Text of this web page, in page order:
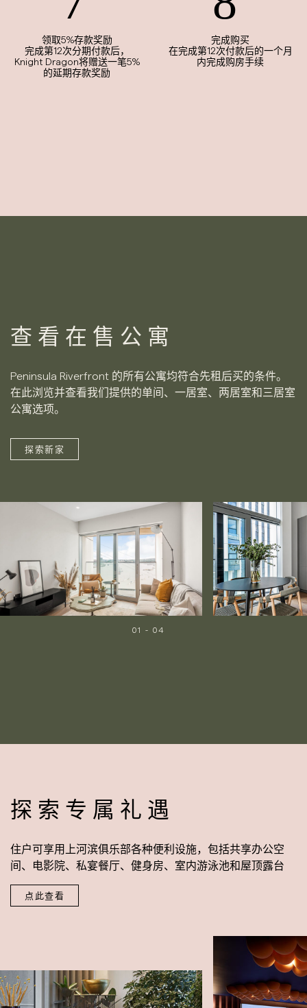
领取5%存款奖励
完成第12次分期付款后，
Knight Dragon将赠送一笔5%
的延期存款奖励
完成购买
在完成第12次付款后的一个月
内完成购房手续
查看在售公寓
Peninsula Riverfront 的所有公寓均符合先租后买的条件。
在此浏览并查看我们提供的单间、一居室、两居室和三居室
公寓选项。
探索新家
01 - 04
探索专属礼遇
住户可享用上河滨俱乐部各种便利设施，包括共享办公空
间、电影院、私宴餐厅、健身房、室内游泳池和屋顶露台
点此查看